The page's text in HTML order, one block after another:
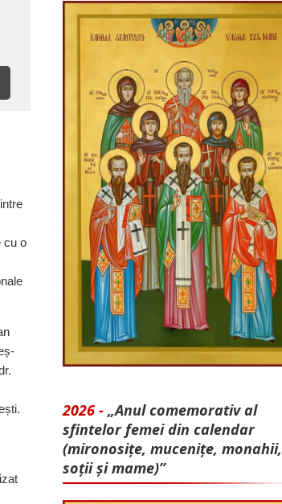
cu o
2026 - „Anul comemorativ al
sfintelor femei din calendar
(mironosițe, mu­cenițe, monahii,
soții și mame)”